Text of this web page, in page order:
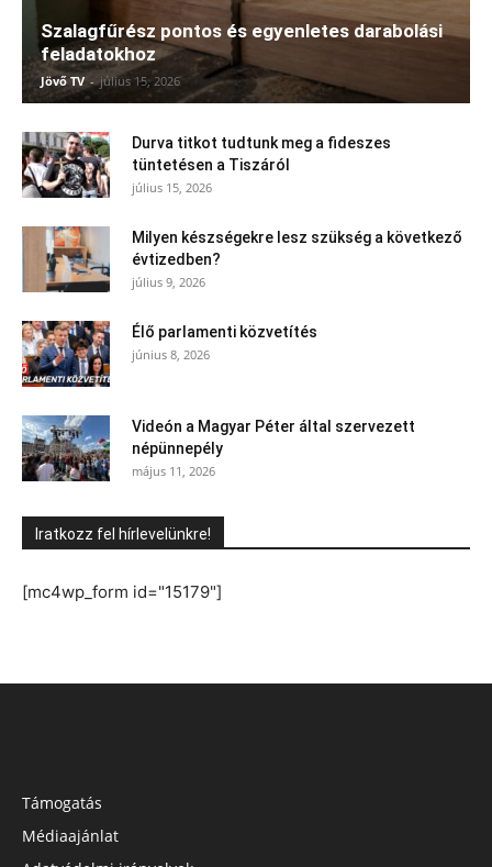
Szalagfűrész pontos és egyenletes darabolási
feladatokhoz
Jövő TV - július 15, 2026
Durva titkot tudtunk meg a fideszes
tüntetésen a Tiszáról
július 15, 2026
Milyen készségekre lesz szükség a következő
évtizedben?
július 9, 2026
Élő parlamenti közvetítés
június 8, 2026
Videón a Magyar Péter által szervezett
népünnepély
május 11, 2026
Iratkozz fel hírlevelünkre!
[mc4wp_form id="15179"]
Támogatás
Médiaajánlat